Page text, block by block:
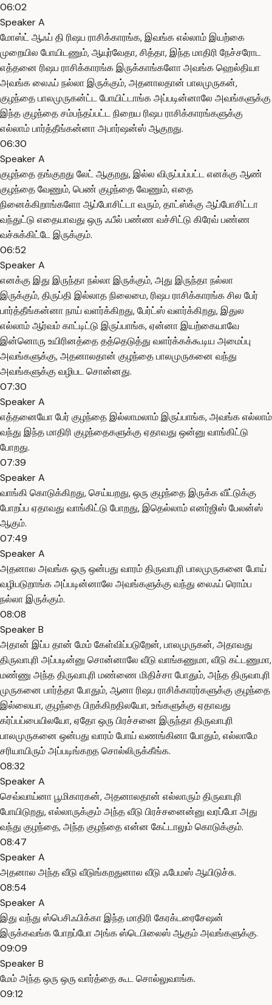
06:02
Speaker A
மோஸ்ட் ஆஃப் தி ரிஷப ராசிக்காரங்க, இவங்க எல்லாம் இயற்கை
முறையில போயிடணும், ஆயுர்வேதா, சித்தா, இந்த மாதிரி நேச்சரோட
எத்தனை ரிஷப ராசிக்காரங்க இருக்காங்களோ அவங்க ஹெல்தியா
அவங்க லைஃப் நல்லா இருக்கும், அதனாலதான் பாலமுருகன்,
குழந்தை பாலமுருகன்ட்ட போயிட்டாங்க அப்படின்னாலே அவங்களுக்கு
இந்த குழந்தை சம்பந்தப்பட்ட நிறைய ரிஷப ராசிக்காரங்களுக்கு
எல்லாம் பார்த்தீங்கன்னா அபார்ஷன்ஸ் ஆகுறது.
06:30
Speaker A
குழந்தை தங்குறது லேட் ஆகுறது, இல்ல விருப்பப்பட்ட எனக்கு ஆண்
குழந்தை வேணும், பெண் குழந்தை வேணும், எதை
நினைக்கிறாங்களோ ஆப்போசிட்டா வரும், தாட்ஸ்க்கு ஆப்போசிட்டா
வந்துட்டு எதையாவது ஒரு ஃபீல் பண்ண வச்சிட்டு கிரேவ் பண்ண
வச்சுக்கிட்டே இருக்கும்.
06:52
Speaker A
எனக்கு இது இருந்தா நல்லா இருக்கும், அது இருந்தா நல்லா
இருக்கும், திருப்தி இல்லாத நிலைமை, ரிஷப ராசிக்காரங்க சில பேர்
பார்த்தீங்கன்னா நாய் வளர்க்கிறது, பேர்ட்ஸ் வளர்க்கிறது, இதுல
எல்லாம் ஆர்வம் காட்டிட்டு இருப்பாங்க, ஏன்னா இயற்கையாவே
இன்னொரு உயிரினத்தை தத்தெடுத்து வளர்க்கக்கூடிய அமைப்பு
அவங்களுக்கு, அதனாலதான் குழந்தை பாலமுருகனை வந்து
அவங்களுக்கு வழிபட சொன்னது.
07:30
Speaker A
எத்தனையோ பேர் குழந்தை இல்லாமலாம் இருப்பாங்க, அவங்க எல்லாம்
வந்து இந்த மாதிரி குழந்தைகளுக்கு ஏதாவது ஒன்னு வாங்கிட்டு
போறது.
07:39
Speaker A
வாங்கி கொடுக்கிறது, செய்யறது, ஒரு குழந்தை இருக்க வீட்டுக்கு
போறப்ப ஏதாவது வாங்கிட்டு போறது, இதெல்லாம் எனர்ஜிஸ் பேலன்ஸ்
ஆகும்.
07:49
Speaker A
அதனால அவங்க ஒரு ஒன்பது வாரம் திருவாபுரி பாலமுருகனை போய்
வழிபடுறாங்க அப்படின்னாலே அவங்களுக்கு வந்து லைஃப் ரொம்ப
நல்லா இருக்கும்.
08:08
Speaker B
அதான் இப்ப தான் மேம் கேள்விப்படுறேன், பாலமுருகன், அதாவது
திருவாபுரி அப்படின்னு சொன்னாலே வீடு வாங்கணுமா, வீடு கட்டணுமா,
மண்ணு அந்த திருவாபுரி மண்ணை மிதிச்சா போதும், அந்த திருவாபுரி
முருகனை பார்த்தா போதும், ஆனா ரிஷப ராசிக்காரர்களுக்கு குழந்தை
இல்லையா, குழந்தை பிறக்கிறதிலயோ, உங்களுக்கு ஏதாவது
கர்ப்பப்பையிலயோ, ஏதோ ஒரு பிரச்சனை இருந்தா திருவாபுரி
பாலமுருகனை ஒன்பது வாரம் போய் வணங்கினா போதும், எல்லாமே
சரியாயிரும் அப்படிங்கறத சொல்லிருக்கீங்க.
08:32
Speaker A
செவ்வாய்னா பூமிகாரகன், அதனாலதான் எல்லாரும் திருவாபுரி
போயிடுறது, எல்லாருக்கும் அந்த வீடு பிரச்சனைன்னு வரப்போ அது
வந்து குழந்தை, அந்த குழந்தை என்ன கேட்டாலும் கொடுக்கும்.
08:47
Speaker A
அதனால அந்த வீடு வீடுங்கறதுனால வீடு ஃபேமஸ் ஆயிடுச்சு.
08:54
Speaker A
இது வந்து ஸ்பெசிஃபிக்கா இந்த மாதிரி கேரக்டரைசேஷன்
இருக்கவங்க போறப்போ அங்க ஸ்டெபிலைஸ் ஆகும் அவங்களுக்கு.
09:09
Speaker B
மேம் அந்த ஒரு ஒரு வார்த்தை கூட சொல்லுவாங்க.
09:12